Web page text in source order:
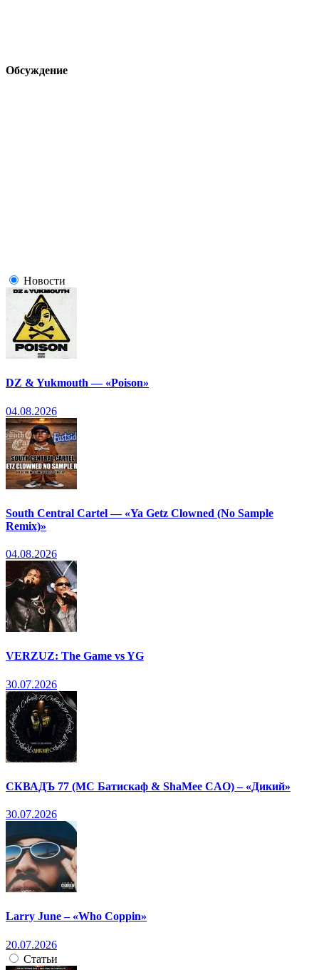
Обсуждение
Новости
DZ & Yukmouth — «Poison»
04.08.2026
South Central Cartel — «Ya Getz Clowned (No Sample
Remix)»
04.08.2026
VERZUZ: The Game vs YG
30.07.2026
СКВАДЪ 77 (МС Батискаф & ShaMee CAO) – «Дикий»
30.07.2026
Larry June – «Who Coppin»
20.07.2026
Статьи